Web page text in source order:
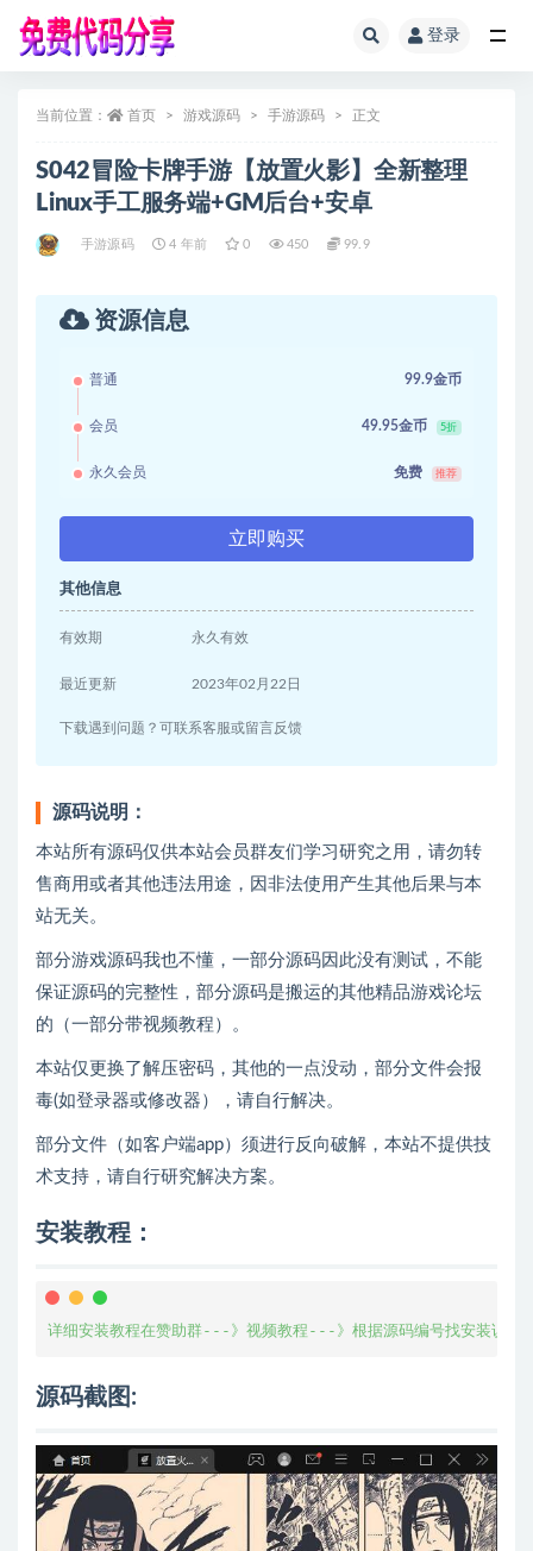
登录
当前位置： 首页 游戏源码 手游源码 正文
S042冒险卡牌手游【放置火影】全新整理
Linux手工服务端+GM后台+安卓
手游源码 4 年前 0 450 99.9
资源信息
普通 99.9金币
会员 49.95金币 5折
永久会员 免费 推荐
立即购买
其他信息
有效期 永久有效
最近更新 2023年02月22日
下载遇到问题？可联系客服或留言反馈
源码说明：
本站所有源码仅供本站会员群友们学习研究之用，请勿转
售商用或者其他违法用途，因非法使用产生其他后果与本
站无关。
部分游戏源码我也不懂，一部分源码因此没有测试，不能
保证源码的完整性，部分源码是搬运的其他精品游戏论坛
的（一部分带视频教程）。
本站仅更换了解压密码，其他的一点没动，部分文件会报
毒(如登录器或修改器），请自行解决。
部分文件（如客户端app）须进行反向破解，本站不提供技
术支持，请自行研究解决方案。
安装教程：
详细安装教程在赞助群---》视频教程---》根据源码编号找安装说明
源码截图: